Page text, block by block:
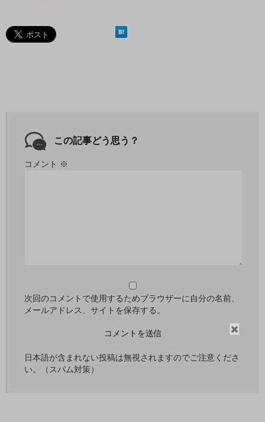
閉
る
この記事どう思う？
コメント ※
次回のコメントで使用するためブラウザーに自分の名前、
メールアドレス、サイトを保存する。
日本語が含まれない投稿は無視されますのでご注意くださ
い。（スパム対策）